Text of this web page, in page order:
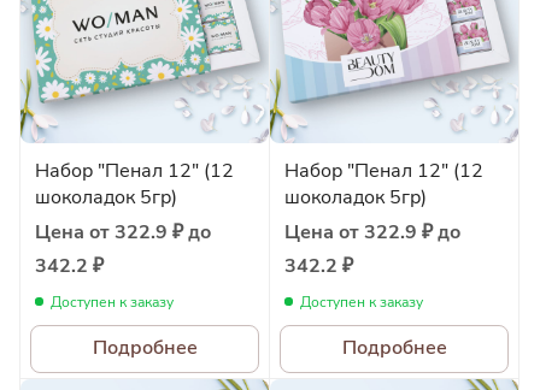
Набор "Пенал 12" (12
шоколадок 5гр)
Цена от 322.9 ₽ до
342.2 ₽
Доступен к заказу
Подробнее
Набор "Пенал 12" (12
шоколадок 5гр)
Цена от 322.9 ₽ до
342.2 ₽
Доступен к заказу
Подробнее